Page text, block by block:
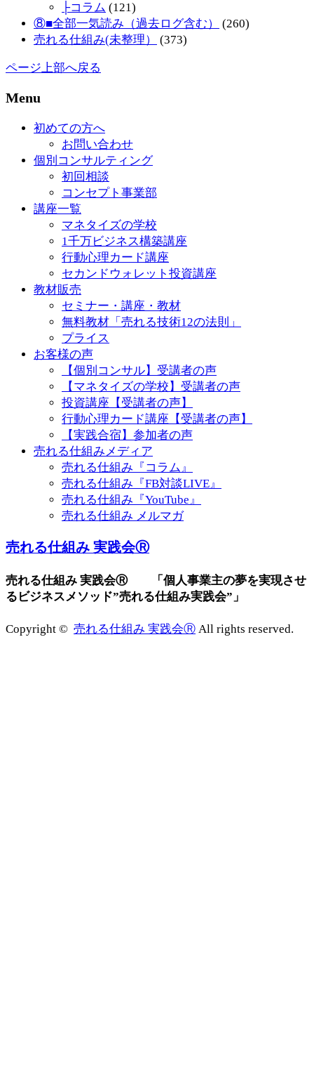
├コラム (121)
⑧■全部一気読み（過去ログ含む）
(260)
売れる仕組み(未整理）
(373)
ページ上部へ戻る
Menu
初めての方へ
お問い合わせ
個別コンサルティング
初回相談
コンセプト事業部
講座一覧
マネタイズの学校
1千万ビジネス構築講座
行動心理カード講座
セカンドウォレット投資講座
教材販売
セミナー・講座・教材
無料教材「売れる技術12の法則」
プライス
お客様の声
【個別コンサル】受講者の声
【マネタイズの学校】受講者の声
投資講座【受講者の声】
行動心理カード講座【受講者の声】
【実践合宿】参加者の声
売れる仕組みメディア
売れる仕組み『コラム』
売れる仕組み『FB対談LIVE』
売れる仕組み『YouTube』
売れる仕組み メルマガ
売れる仕組み 実践会Ⓡ
売れる仕組み 実践会Ⓡ 「個人事業主の夢を実現させ
るビジネスメソッド”売れる仕組み実践会”」
Copyright © 売れる仕組み 実践会Ⓡ All rights reserved.